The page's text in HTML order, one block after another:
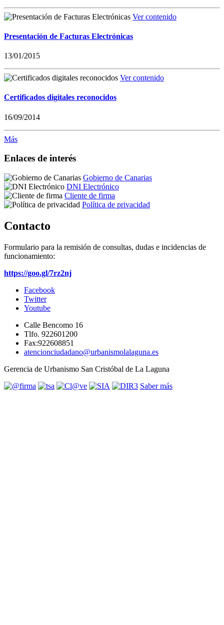
Ver contenido
Presentación de Facturas Electrónicas
13/01/2015
Ver contenido
Certificados digitales reconocidos
16/09/2014
Más
Enlaces de interés
Gobierno de Canarias
DNI Electrónico
Cliente de firma
Política de privacidad
Contacto
Formulario para la remisión de consultas, dudas e incidencias de
funcionamiento:
https://goo.gl/7rz2nj
Facebook
Twitter
Youtube
Calle Bencomo 16
Tlfo. 922601200
Fax:922608851
atencionciudadano@urbanismolalaguna.es
Gerencia de Urbanismo San Cristóbal de La Laguna
Saber más